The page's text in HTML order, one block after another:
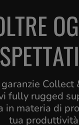
Collect
fully rugged
in materia di
tua